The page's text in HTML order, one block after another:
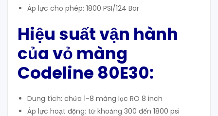
Áp lực cho phép: 1800 PSI/124 Bar
Hiệu suất vận hành
của vỏ màng
Codeline 80E30:
Dung tích: chứa 1-8 màng lọc RO 8 inch
Áp lực hoạt động: từ khoảng 300 đến 1800 psi